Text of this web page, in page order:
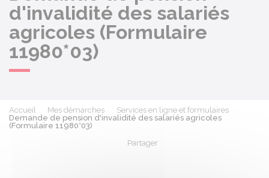
d'invalidité des salariés
agricoles (Formulaire
11980*03)
Accueil Mes démarches
Services en ligne et formulaires
Demande de pension d'invalidité des salariés agricoles
(Formulaire 11980*03)
Partager